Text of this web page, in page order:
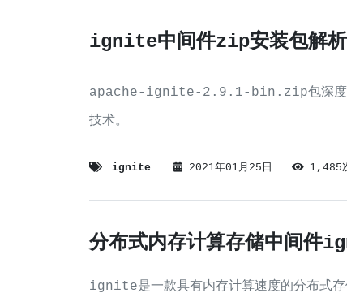
ignite中间件zip安装包解
apache-ignite-2.9.1-bin.zip包深度
技术。
ignite 2021年01月25日 1,485
分布式内存计算存储中间件
ignite是一款具有内存计算速度的分布式存